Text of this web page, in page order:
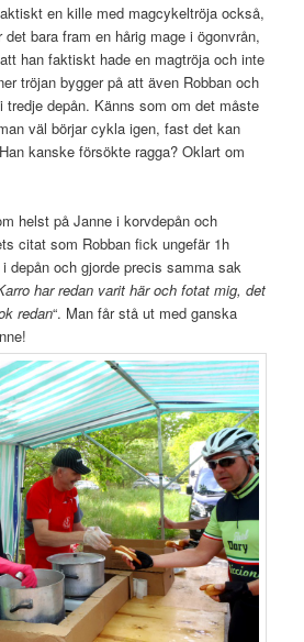
en kille med magcykeltröja också,
bara fram en hårig mage i ögonvrån,
han faktiskt hade en magtröja och inte
tröjan bygger på att även Robban och
tredje depån. Känns som om det måste
väl börjar cykla igen, fast det kan
kanske försökte ragga? Oklart om
helst på Janne i korvdepån och
citat som Robban fick ungefär 1h
depån och gjorde precis samma sak
har redan varit här och fotat mig, det
redan“. Man får stå ut med ganska